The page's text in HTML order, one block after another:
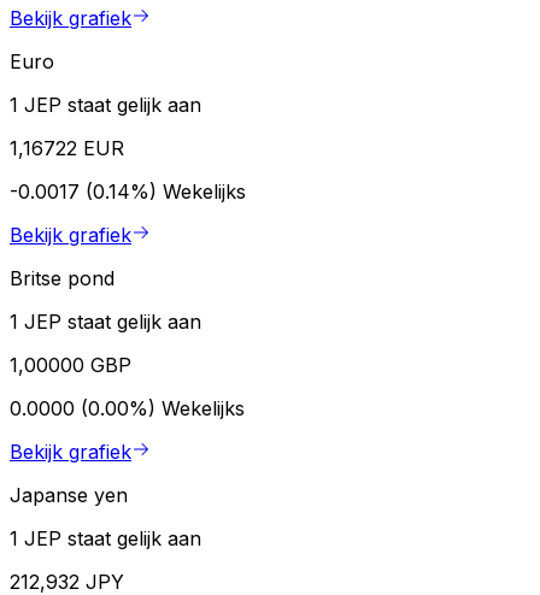
Bekijk grafiek
Euro
1 JEP staat gelijk aan
1,16722 EUR
-0.0017 (0.14%) Wekelijks
Bekijk grafiek
Britse pond
1 JEP staat gelijk aan
1,00000 GBP
0.0000 (0.00%) Wekelijks
Bekijk grafiek
Japanse yen
1 JEP staat gelijk aan
212,932 JPY